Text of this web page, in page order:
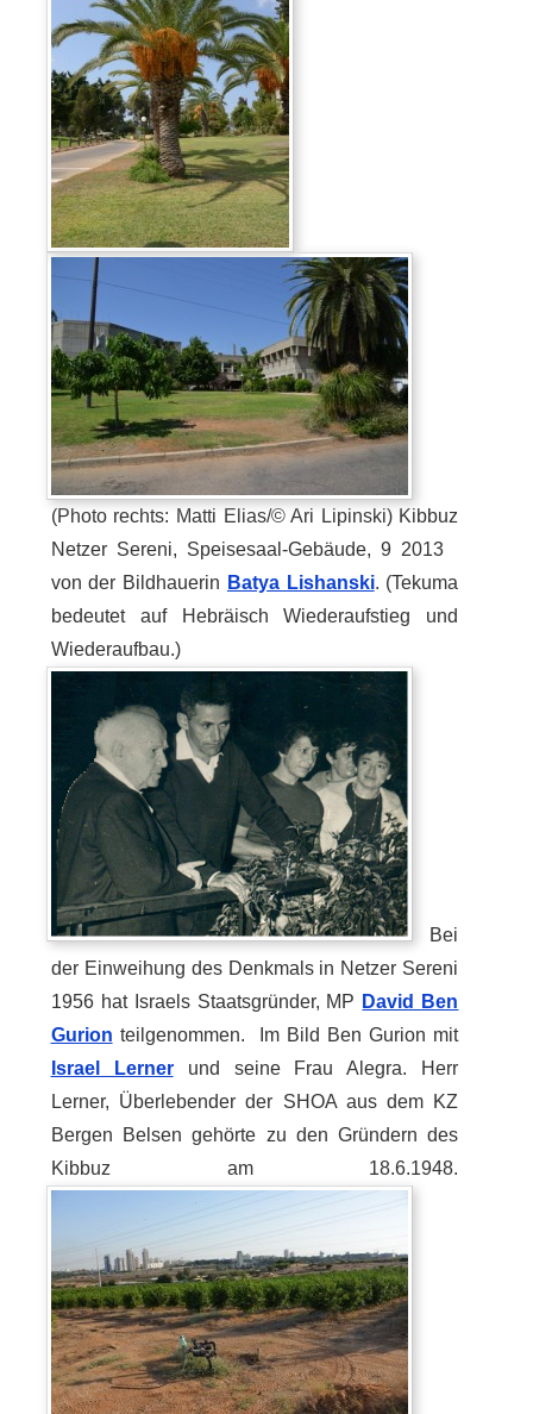
(Photo rechts: Matti Elias/© Ari Lipinski) Kibbuz
Netzer Sereni, Speisesaal-Gebäude, 9 2013
von der Bildhauerin Batya Lishanski. (Tekuma
bedeutet auf Hebräisch Wiederaufstieg und
Wiederaufbau.)
Bei
der Einweihung des Denkmals in Netzer Sereni
1956 hat Israels Staatsgründer, MP David Ben
Gurion teilgenommen. Im Bild Ben Gurion mit
Israel Lernerund seine Frau Alegra. Herr
Lerner, Überlebender der SHOA aus dem KZ
Bergen Belsen gehörte zu den Gründern des
Kibbuz am 18.6.1948.